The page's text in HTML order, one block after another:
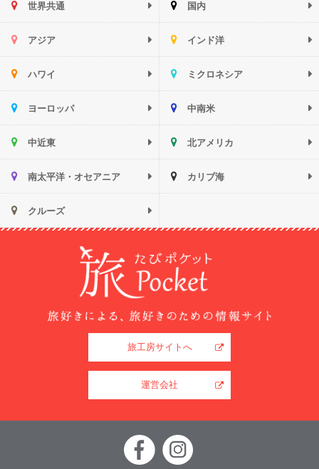
世界共通 国内
アジア インド洋
ハワイ ミクロネシア
ヨーロッパ 中南米
中近東 北アメリカ
南太平洋・オセアニア カリブ海
クルーズ
旅工房サイトへ
運営会社